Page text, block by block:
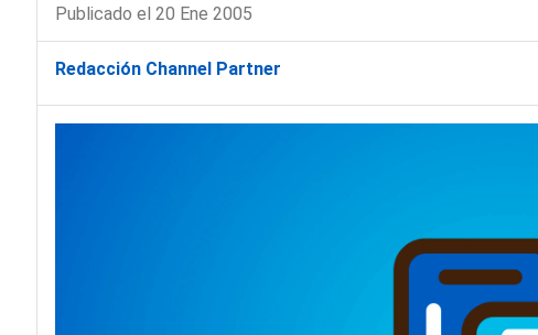
Publicado el 20 Ene 2005
Redacción Channel Partner